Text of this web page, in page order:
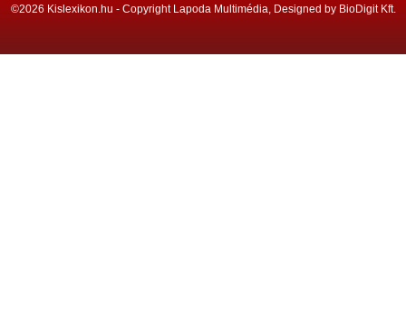
©2026 Kislexikon.hu - Copyright Lapoda Multimédia, Designed by BioDigit Kft.